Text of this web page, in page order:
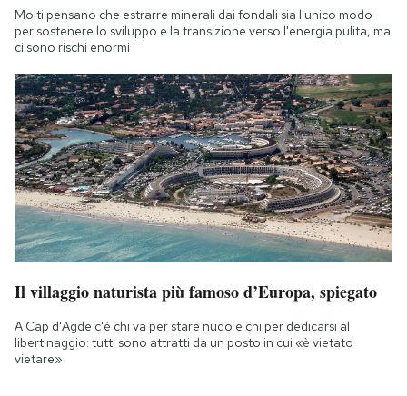
Molti pensano che estrarre minerali dai fondali sia l'unico modo
per sostenere lo sviluppo e la transizione verso l'energia pulita, ma
ci sono rischi enormi
Il villaggio naturista più famoso d’Europa, spiegato
A Cap d'Agde c'è chi va per stare nudo e chi per dedicarsi al
libertinaggio: tutti sono attratti da un posto in cui «è vietato
vietare»